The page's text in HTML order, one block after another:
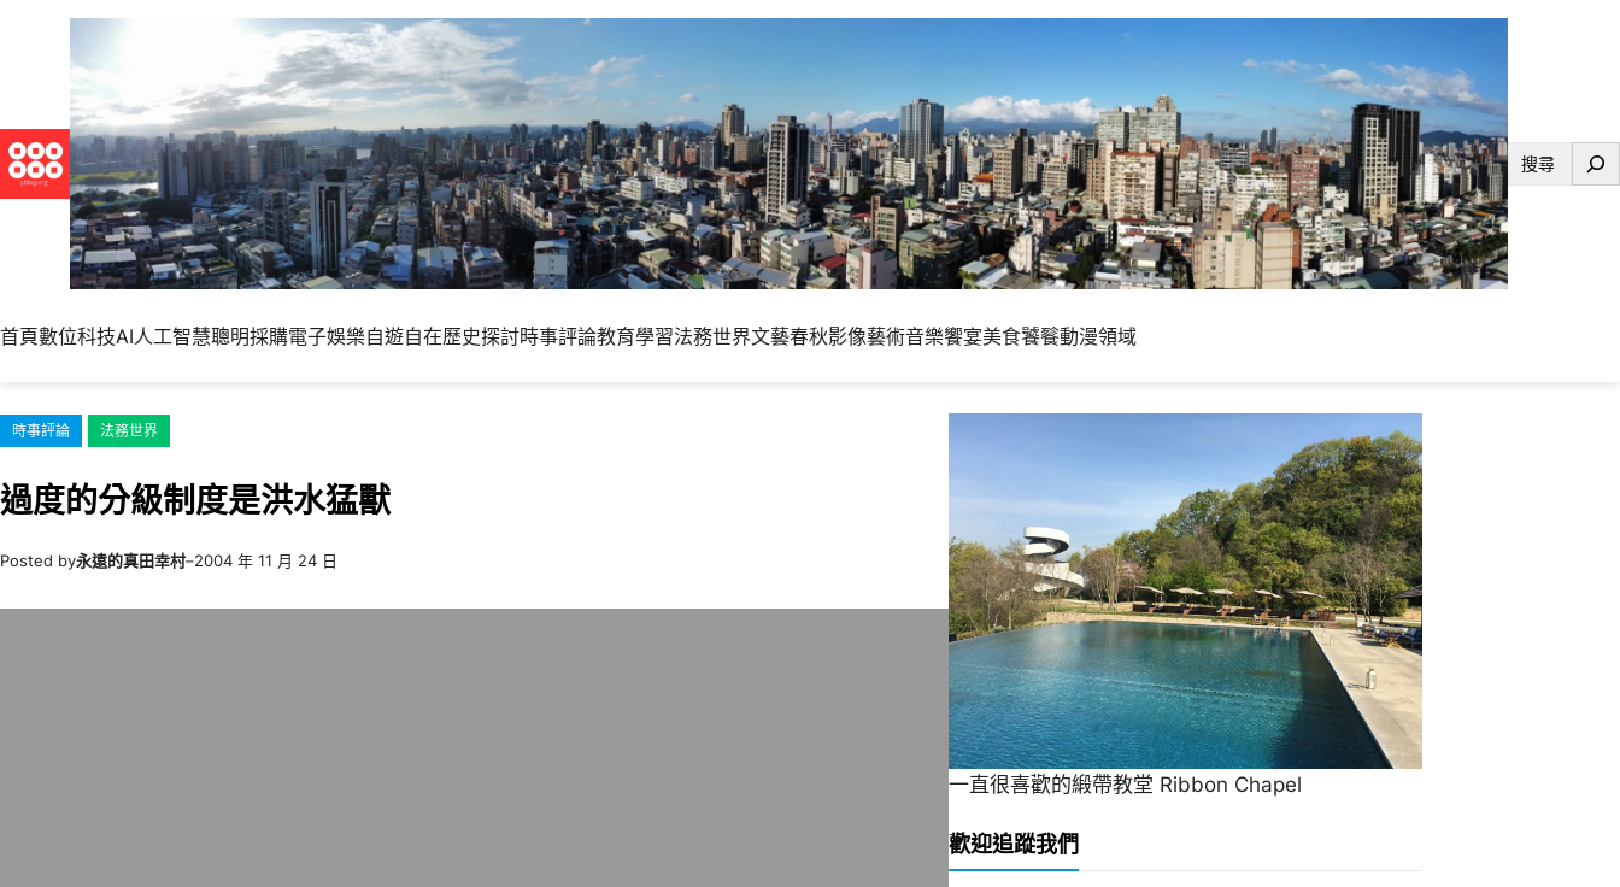
內
容
搜
首頁數位科技AI人工智慧聰明採購電子娛樂自遊自在歷史探討時事評論教育學習法務世界文藝春秋影像藝術音樂饗宴美食饕餮動漫領域
時事評論 法務世界
過度的分級制度是洪水猛獸
Posted by永遠的真田幸村–2004 年 11 月 24 日
一直很喜歡的緞帶教堂 Ribbon Chapel
歡迎追蹤我們